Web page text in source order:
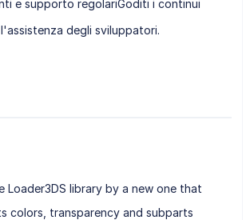
e supporto regolariGoditi i continui
degli sviluppatori.
Loader3DS library by a new one that
colors, transparency and subparts